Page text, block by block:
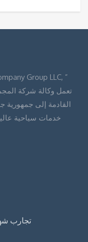
Group LLC, ”
القادمة إلى جمهورية
خدمات سياحية
تجارب